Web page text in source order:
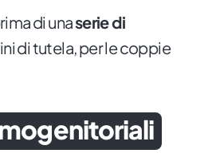
di unaserie di
di tutela, per le coppie